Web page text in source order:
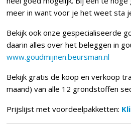
meer in want voor je het weet sta
Bekijk ook onze gespecialiseerde
daarin alles over het beleggen in
www.goudmijnen.beursman.nl
Bekijk gratis de koop en verkoop
maand) van alle 12 grondstoffen
Prijslijst met voordeelpakketten: